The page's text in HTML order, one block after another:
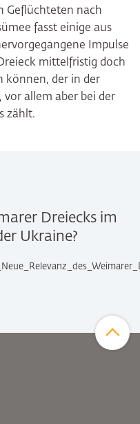
Geflüchteten nach
fasst einige aus
Impulse
mittelfristig doch
können, der in der
allem aber bei der
zählt.
Dreiecks im
Ukraine?
Zum